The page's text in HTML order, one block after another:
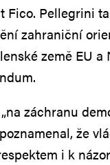
Fico. Pellegrini
zahraniční
země EU a
záchranu
že
i k